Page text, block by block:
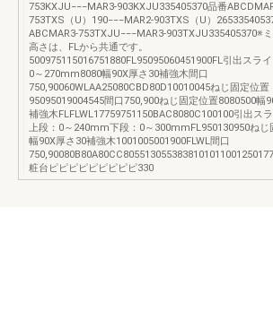
753KXJU−−−MAR3-903KXJU335405370品番
753TXS（U）190−−−MAR2-903TXS（U）
ABCMAR3-753TXJU−−−MAR3-903TXJU335405370※
高さは、FLから共通です。
500975115016751880FL95095060451900FL引出スライ
0～270mm8080幅90X厚さ30補強木間口
750,90060WLAA25080CBD80D10010045ねじ固定位置
95095019004545間口750,900ねじ固定位置8080500幅
補強木FLFLWL17759751150BAC8080C100100引出ス
上段：0～240mm下段：0～300mmFL950130950ねじ
幅90X厚さ30補強木1001005001900FLWL間口
粧台ピピピピピピピピピ330